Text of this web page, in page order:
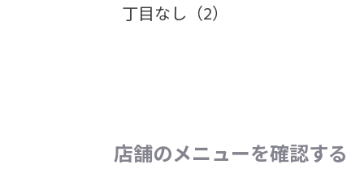
丁目なし（2）
店舗のメニューを確認する